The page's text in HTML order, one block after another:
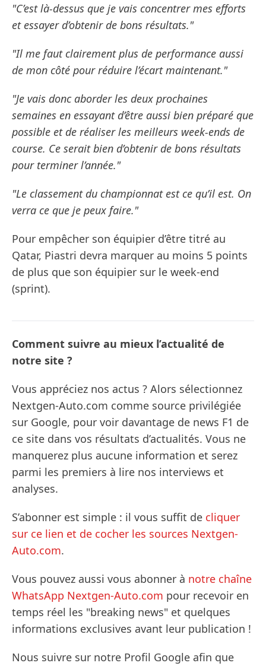
"C’est là-dessus que je vais concentrer mes efforts
et essayer d’obtenir de bons résultats."
"Il me faut clairement plus de performance aussi
de mon côté pour réduire l’écart maintenant."
"Je vais donc aborder les deux prochaines
semaines en essayant d’être aussi bien préparé que
possible et de réaliser les meilleurs week-ends de
course. Ce serait bien d’obtenir de bons résultats
pour terminer l’année."
"Le classement du championnat est ce qu’il est. On
verra ce que je peux faire."
Pour empêcher son équipier d’être titré au
Qatar, Piastri devra marquer au moins 5 points
de plus que son équipier sur le week-end
(sprint).
Comment suivre au mieux l’actualité de
notre site ?
Vous appréciez nos actus ? Alors sélectionnez
Nextgen-Auto.com comme source privilégiée
sur Google, pour voir davantage de news F1 de
ce site dans vos résultats d’actualités. Vous ne
manquerez plus aucune information et serez
parmi les premiers à lire nos interviews et
analyses.
S’abonner est simple : il vous suffit de cliquer
sur ce lien et de cocher les sources Nextgen-
Auto.com.
Vous pouvez aussi vous abonner à notre chaîne
WhatsApp Nextgen-Auto.com pour recevoir en
temps réel les "breaking news" et quelques
informations exclusives avant leur publication !
Nous suivre sur notre Profil Google afin que